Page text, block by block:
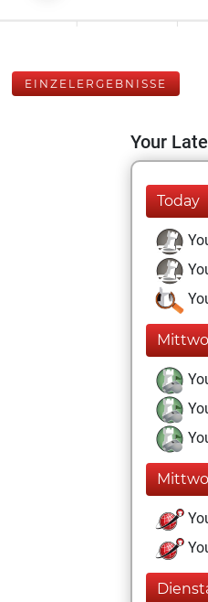
EINZELERGEBNISSE
Your
Today